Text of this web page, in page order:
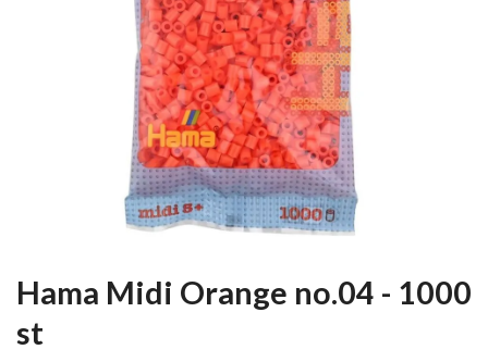
Hama Midi Orange no.04 - 1000
st